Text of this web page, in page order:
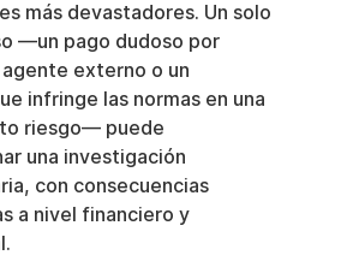
más devastadores. Un solo
—un pago dudoso por
externo o un
infringe las normas en una
riesgo— puede
una investigación
con consecuencias
a nivel financiero y